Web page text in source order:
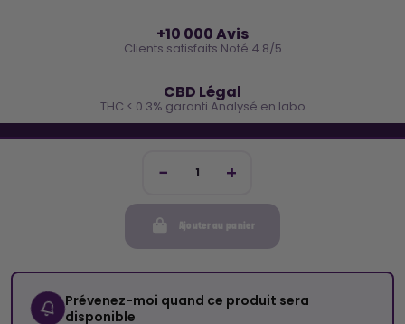
Ajouter au panier
Prévenez-moi quand ce produit sera
disponible
+10 000 Avis
Clients satisfaits Noté 4.8/5
CBD Légal
THC < 0.3% garanti Analysé en labo
Inscris-toi et reçois -10€ sur ta prochaine commande
Cocorikush
Top Catégories